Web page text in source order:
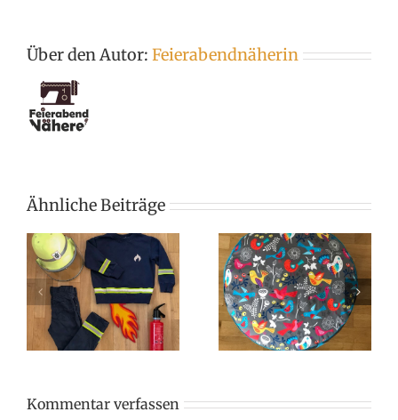
Über den Autor: Feierabendnäherin
Ähnliche Beiträge
Kommentar verfassen